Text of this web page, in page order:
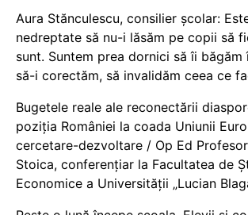
Aura Stănculescu, consilier școlar:
nedreptate să nu-i lăsăm pe copii să
sunt. Suntem prea dornici să îi băgăm
să-i corectăm, să invalidăm ceea ce
Bugetele reale ale reconectării
poziția României la coada Uniunii
cercetare-dezvoltare / Op Ed
Stoica, conferențiar la Facultatea de
Economice a Universității „Lucian